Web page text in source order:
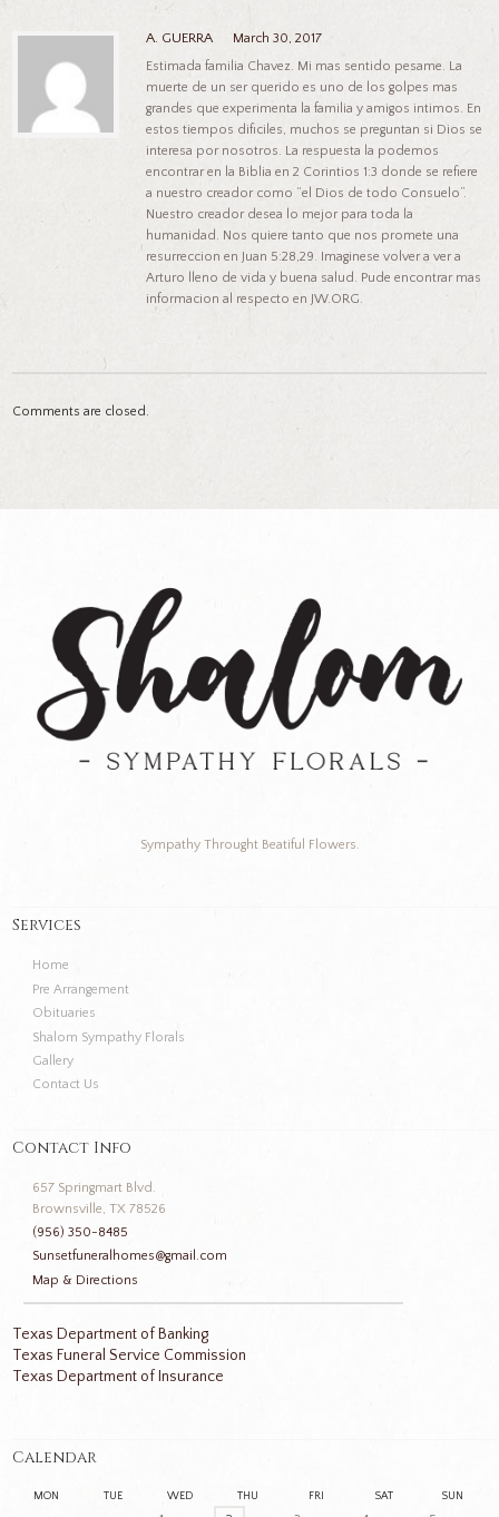
A. GUERRA
March 30, 2017
Estimada familia Chavez. Mi mas sentido pesame. La
muerte de un ser querido es uno de los golpes mas
grandes que experimenta la familia y amigos intimos. En
estos tiempos dificiles, muchos se preguntan si Dios se
interesa por nosotros. La respuesta la podemos
encontrar en la Biblia en 2 Corintios 1:3 donde se refiere
a nuestro creador como “el Dios de todo Consuelo”.
Nuestro creador desea lo mejor para toda la
humanidad. Nos quiere tanto que nos promete una
resurreccion en Juan 5:28,29. Imaginese volver a ver a
Arturo lleno de vida y buena salud. Pude encontrar mas
informacion al respecto en JW.ORG.
Comments are closed.
Sympathy Throught Beatiful Flowers.
Services
Home
Pre Arrangement
Obituaries
Shalom Sympathy Florals
Gallery
Contact Us
Contact Info
657 Springmart Blvd.
Brownsville, TX 78526
(956) 350-8485
Sunsetfuneralhomes@gmail.com
Map & Directions
Texas Department of Banking
Texas Funeral Service Commission
Texas Department of Insurance
Calendar
MON TUE WED THU FRI SAT SUN